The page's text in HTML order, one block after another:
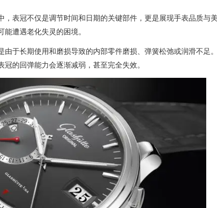
，表冠不仅是调节时间和日期的关键部件，更是展现手表品质与美
遭遇老化失灵的困境。
于长期使用和磨损导致的内部零件磨损、弹簧松弛或润滑不足
的回弹能力会逐渐减弱，甚至完全失效。